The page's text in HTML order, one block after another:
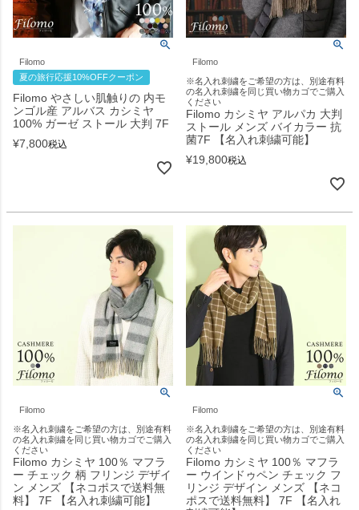
Filomo
夏の旅行応援10%OFFクーポン
Filomo やさしい肌触りの 内モ
ンゴル産 アルバス カシミヤ
100% ガーゼ ストール 大判 7F
¥7,800税込
Filomo
※名入れ刺繍をご希望の方は、別途有料
の名入れ刺繍を同じ買い物カゴでご購入
ください
Filomo カシミヤ アルパカ 大判
ストール メンズ バイカラー 抗
菌7F 【名入れ刺繍可能】
¥19,800税込
Filomo
※名入れ刺繍をご希望の方は、別途有料
の名入れ刺繍を同じ買い物カゴでご購入
ください
Filomo カシミヤ 100％ マフラ
ー チェック 柄 フリンジ デザイ
ン メンズ 【ネコポスで送料無
料】 7F 【名入れ刺繍可能】
Filomo
※名入れ刺繍をご希望の方は、別途有料
の名入れ刺繍を同じ買い物カゴでご購入
ください
Filomo カシミヤ 100％ マフラ
ー ウインドゥペン チェック フ
リンジ デザイン メンズ 【ネコ
ポスで送料無料】 7F 【名入れ